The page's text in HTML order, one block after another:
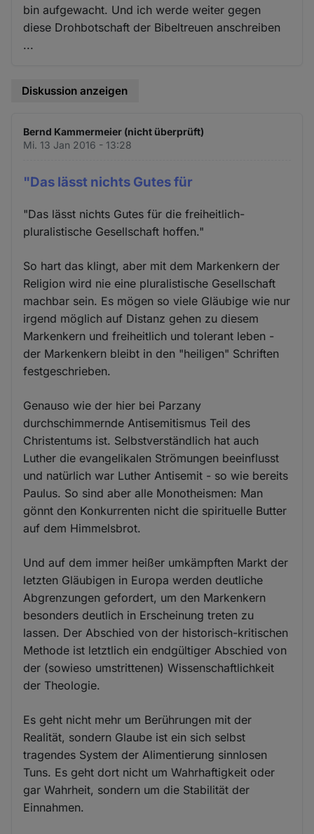
bin aufgewacht. Und ich werde weiter gegen
diese Drohbotschaft der Bibeltreuen anschreiben
...
Diskussion anzeigen
Bernd Kammermeier (nicht überprüft)
Mi. 13 Jan 2016 - 13:28
"Das lässt nichts Gutes für
"Das lässt nichts Gutes für die freiheitlich-
pluralistische Gesellschaft hoffen."
So hart das klingt, aber mit dem Markenkern der
Religion wird nie eine pluralistische Gesellschaft
machbar sein. Es mögen so viele Gläubige wie nur
irgend möglich auf Distanz gehen zu diesem
Markenkern und freiheitlich und tolerant leben -
der Markenkern bleibt in den "heiligen" Schriften
festgeschrieben.
Genauso wie der hier bei Parzany
durchschimmernde Antisemitismus Teil des
Christentums ist. Selbstverständlich hat auch
Luther die evangelikalen Strömungen beeinflusst
und natürlich war Luther Antisemit - so wie bereits
Paulus. So sind aber alle Monotheismen: Man
gönnt den Konkurrenten nicht die spirituelle Butter
auf dem Himmelsbrot.
Und auf dem immer heißer umkämpften Markt der
letzten Gläubigen in Europa werden deutliche
Abgrenzungen gefordert, um den Markenkern
besonders deutlich in Erscheinung treten zu
lassen. Der Abschied von der historisch-kritischen
Methode ist letztlich ein endgültiger Abschied von
der (sowieso umstrittenen) Wissenschaftlichkeit
der Theologie.
Es geht nicht mehr um Berührungen mit der
Realität, sondern Glaube ist ein sich selbst
tragendes System der Alimentierung sinnlosen
Tuns. Es geht dort nicht um Wahrhaftigkeit oder
gar Wahrheit, sondern um die Stabilität der
Einnahmen.